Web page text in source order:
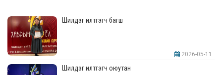
Шилдэг илтгэгч багш
2026-05-11
Шилдэг илтгэгч оюутан